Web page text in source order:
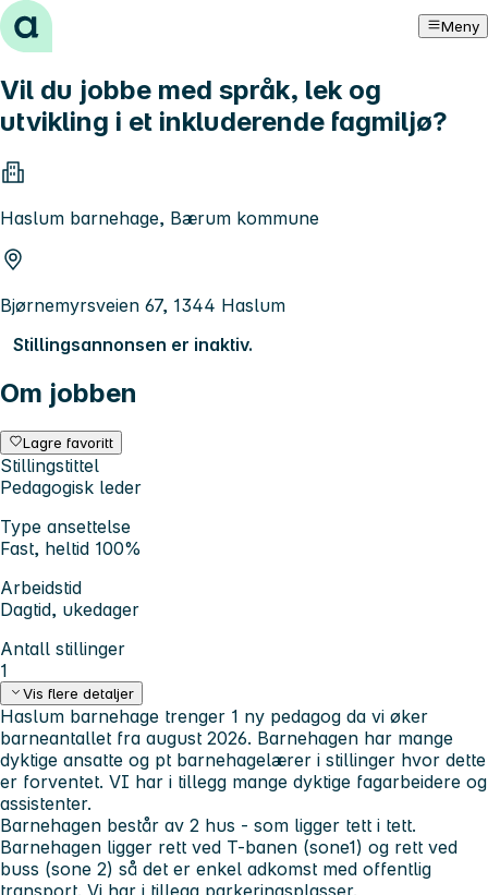
Hopp til innhold Meny
Vil du jobbe med språk, lek og
utvikling i et inkluderende fagmiljø?
Haslum barnehage, Bærum kommune
Bjørnemyrsveien 67, 1344 Haslum
Stillingsannonsen er inaktiv.
Om jobben
Lagre favoritt
Stillingstittel
Pedagogisk leder
Type ansettelse
Fast, heltid 100%
Arbeidstid
Dagtid, ukedager
Antall stillinger
1
Vis flere detaljer
Haslum barnehage trenger 1 ny pedagog da vi øker
barneantallet fra august 2026. Barnehagen har mange
dyktige ansatte og pt barnehagelærer i stillinger hvor dette
er forventet. VI har i tillegg mange dyktige fagarbeidere og
assistenter.
Barnehagen består av 2 hus - som ligger tett i tett.
Barnehagen ligger rett ved T-banen (sone1) og rett ved
buss (sone 2) så det er enkel adkomst med offentlig